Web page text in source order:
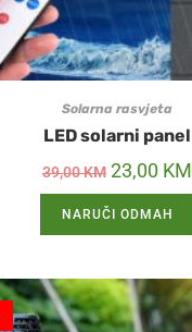
Solarna rasvjeta
LED solarni panel
39,00KM 23,00 KM
NARUČI ODMAH